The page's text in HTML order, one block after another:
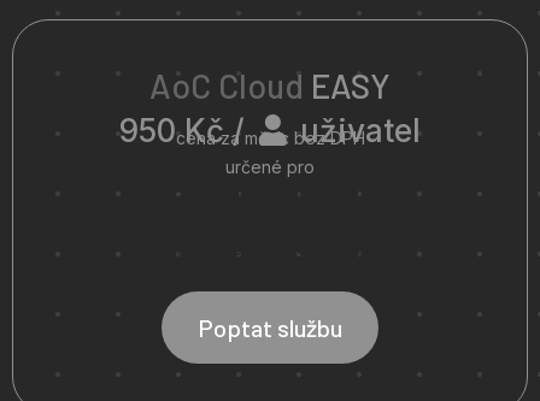
AoC Cloud EASY
950 Kč / uživatel
cena za měsíc bez DPH
určené pro
Poptat službu